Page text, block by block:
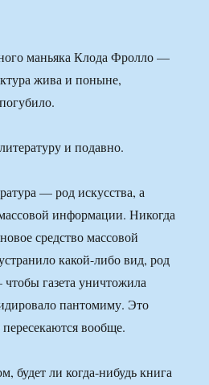
маньяка Клода Фролло —
жива и поныне,
и подавно.
— род искусства, а
информации. Никогда
средство массовой
какой-либо вид, род
газета уничтожила
пантомиму. Это
вообще.
будет ли когда-нибудь книга